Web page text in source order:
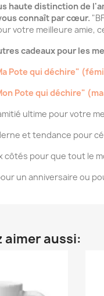
haute distinction de
connaît par cœur.
votre meilleure amie,
cadeaux pour les
Pote qui déchire"
Pote qui déchire"
ultime pour votre
et tendance pour
côtés pour que tout le
un anniversaire ou
aimer aussi: